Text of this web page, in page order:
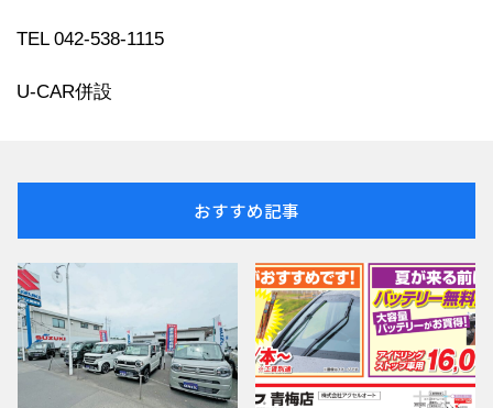
TEL 042-538-1115
U-CAR併設
おすすめ記事